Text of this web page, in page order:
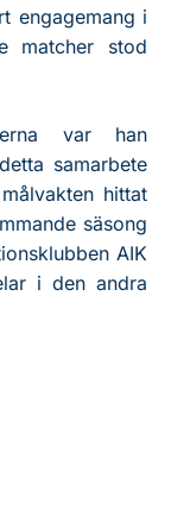
engagemang i
matcher stod
var han
samarbete
hittat
säsong
AIK
i den andra